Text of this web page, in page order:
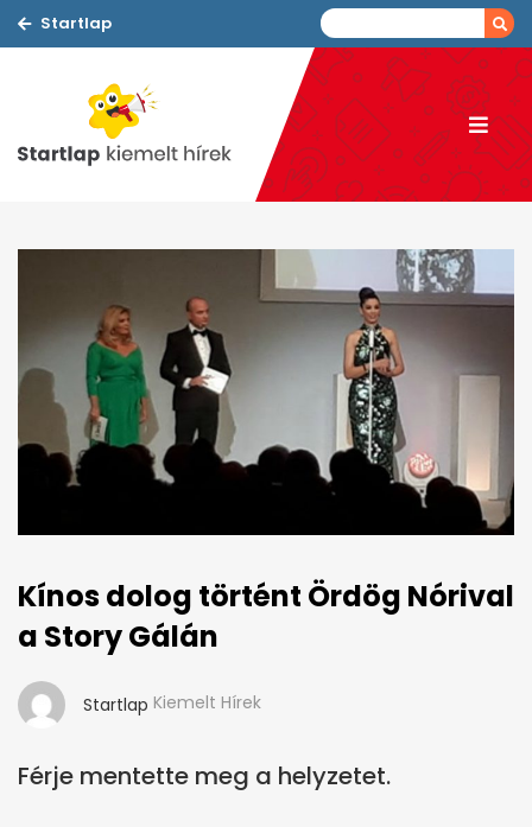
Startlap
Kínos dolog történt Ördög Nórival
a Story Gálán
Startlap Kiemelt Hírek
Férje mentette meg a helyzetet.